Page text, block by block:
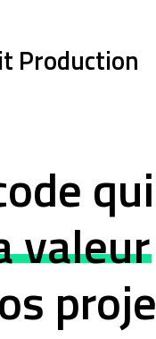
Production
valeur